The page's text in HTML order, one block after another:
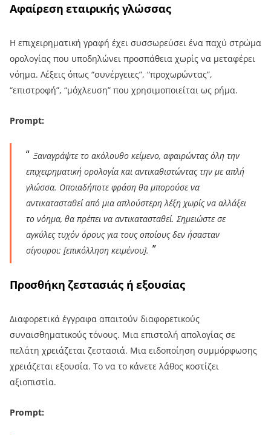
Αφαίρεση εταιρικής γλώσσας
Η επιχειρηματική γραφή έχει συσσωρεύσει ένα παχύ στρώμα
ορολογίας που υποδηλώνει προσπάθεια χωρίς να μεταφέρει
νόημα. Λέξεις όπως “συνέργειες”, “προχωρώντας”,
“επιστροφή”, “μόχλευση” που χρησιμοποιείται ως ρήμα.
Prompt:
Ξαναγράψτε το ακόλουθο κείμενο, αφαιρώντας όλη την
επιχειρηματική ορολογία και αντικαθιστώντας την με απλή
γλώσσα. Οποιαδήποτε φράση θα μπορούσε να
αντικατασταθεί από μια απλούστερη λέξη χωρίς να αλλάξει
το νόημα, θα πρέπει να αντικατασταθεί. Σημειώστε σε
αγκύλες τυχόν όρους για τους οποίους δεν ήσασταν
σίγουροι: [επικόλληση κειμένου].
Προσθήκη ζεστασιάς ή εξουσίας
Διαφορετικά έγγραφα απαιτούν διαφορετικούς
συναισθηματικούς τόνους. Μια επιστολή απολογίας σε
πελάτη χρειάζεται ζεστασιά. Μια ειδοποίηση συμμόρφωσης
χρειάζεται εξουσία. Το να το κάνετε λάθος κοστίζει
αξιοπιστία.
Prompt: